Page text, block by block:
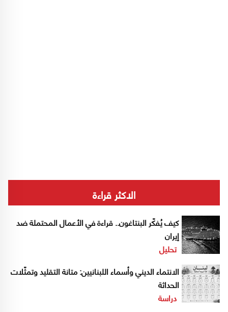
الاكثر قراءة
كيف يُفكّر البنتاغون.. قراءة في الأعمال المحتملة ضد
إيران
تحليل
الانتماء الديني وأسماء اللبنانيين: متانة التقليد وتمثّلات
الحداثة
دراسة